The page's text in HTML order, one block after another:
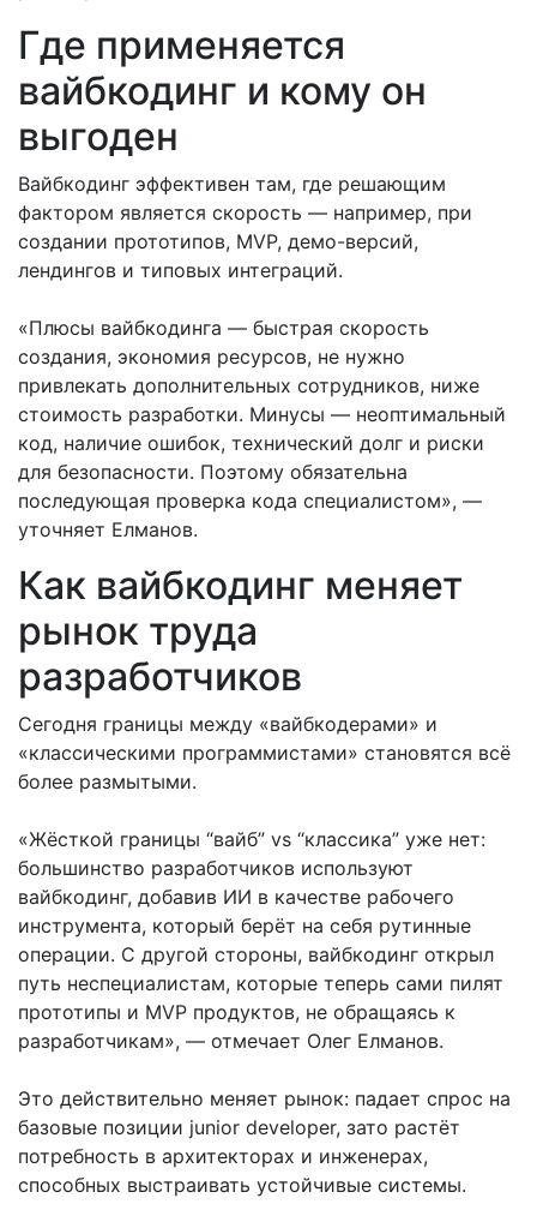
Где применяется
вайбкодинг и кому он
выгоден
Вайбкодинг эффективен там, где решающим
фактором является скорость — например, при
создании прототипов, MVP, демо-версий,
лендингов и типовых интеграций.
«Плюсы вайбкодинга — быстрая скорость
создания, экономия ресурсов, не нужно
привлекать дополнительных сотрудников, ниже
стоимость разработки. Минусы — неоптимальный
код, наличие ошибок, технический долг и риски
для безопасности. Поэтому обязательна
последующая проверка кода специалистом», —
уточняет Елманов.
Как вайбкодинг меняет
рынок труда
разработчиков
Сегодня границы между «вайбкодерами» и
«классическими программистами» становятся всё
более размытыми.
«Жёсткой границы “вайб” vs “классика” уже нет:
большинство разработчиков используют
вайбкодинг, добавив ИИ в качестве рабочего
инструмента, который берёт на себя рутинные
операции. С другой стороны, вайбкодинг открыл
путь неспециалистам, которые теперь сами пилят
прототипы и MVP продуктов, не обращаясь к
разработчикам», — отмечает Олег Елманов.
Это действительно меняет рынок: падает спрос на
базовые позиции junior developer, зато растёт
потребность в архитекторах и инженерах,
способных выстраивать устойчивые системы.